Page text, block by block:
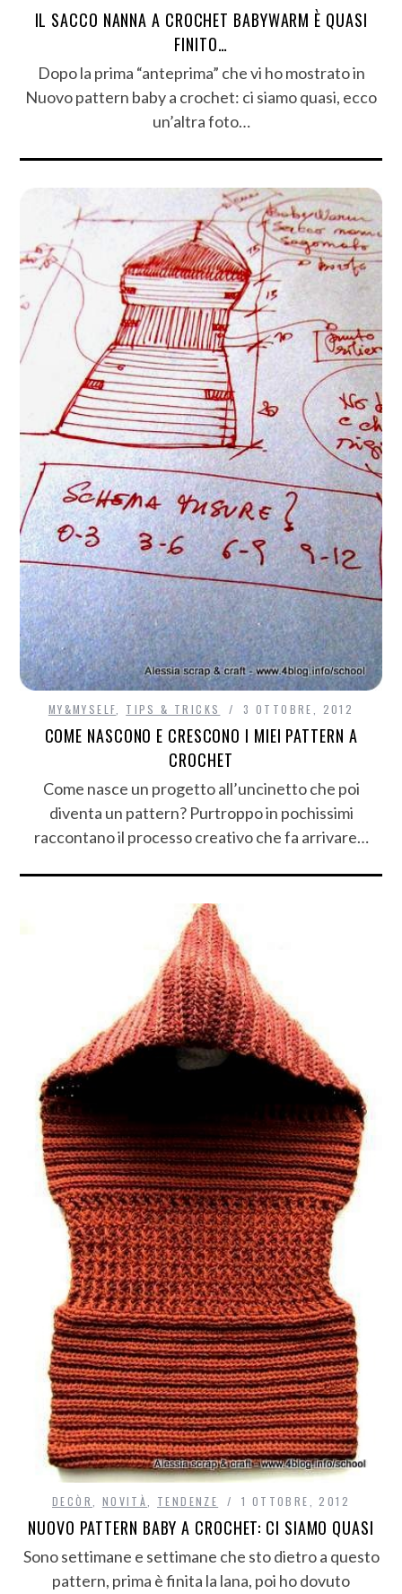
IL SACCO NANNA A CROCHET BABYWARM È QUASI
FINITO…
Dopo la prima “anteprima” che vi ho mostrato in
Nuovo pattern baby a crochet: ci siamo quasi, ecco
un’altra foto…
MY&MYSELF TIPS & TRICKS 3 OTTOBRE, 2012
COME NASCONO E CRESCONO I MIEI PATTERN A
CROCHET
Come nasce un progetto all’uncinetto che poi
diventa un pattern? Purtroppo in pochissimi
raccontano il processo creativo che fa arrivare…
DECÒR NOVITÀ TENDENZE 1 OTTOBRE, 2012
NUOVO PATTERN BABY A CROCHET: CI SIAMO QUASI
Sono settimane e settimane che sto dietro a questo
pattern, prima è finita la lana, poi ho dovuto